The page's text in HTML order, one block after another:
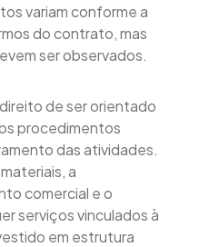
variam conforme a
do contrato, mas
ser observados.
de ser orientado
procedimentos
das atividades.
a
comercial e o
serviços vinculados à
em estrutura